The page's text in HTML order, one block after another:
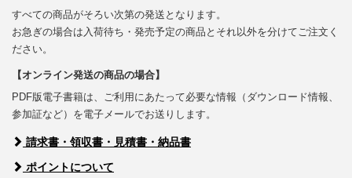
すべての商品がそろい次第の発送となります。
お急ぎの場合は入荷待ち・発売予定の商品とそれ以外を分けてご注文く
ださい。
【オンライン発送の商品の場合】
PDF版電子書籍は、ご利用にあたって必要な情報（ダウンロード情報、
参加証など）を電子メールでお送りします。
請求書・領収書・見積書・納品書
ポイントについて